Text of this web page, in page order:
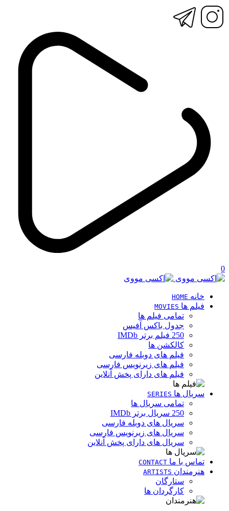
0
خانه HOME
فیلم ها MOVIES
تمامی فیلم ها
جدول باکس آفیس
250 فیلم برتر IMDb
کالکشن ها
فیلم های دوبله فارسی
فیلم های زیرنویس فارسی
فیلم های دارای پخش آنلاین
سریال ها SERIES
تمامی سریال ها
250 سریال برتر IMDb
سریال های دوبله فارسی
سریال های زیرنویس فارسی
سریال های دارای پخش آنلاین
تماس با ما CONTACT
هنرمندان ARTISTS
ستارگان
کارگردان ها